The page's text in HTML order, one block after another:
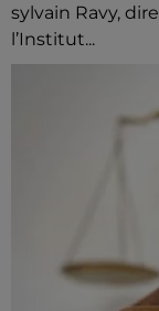
sylvain Ravy,
l’Institut...